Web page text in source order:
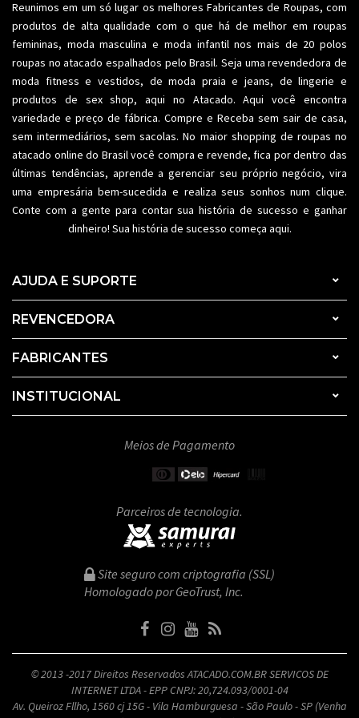
Reunimos em um só lugar os melhoresFabricantes de Roupas, com
produtos de alta qualidade com o que há de melhor em roupas
femininas, moda masculina e moda infantil nos mais de 20 polos
roupas no atacado espalhados pelo Brasil. Seja uma revendedora de
moda fitness e vestidos, de moda praia e jeans, de lingerie e
produtos de sex shop, aqui no Atacado. Aqui você encontra
variedade e preço de fábrica. Compre e Receba sem sair de casa,
sem intermediários, sem sacolas. No maior shopping de roupas no
atacado online do Brasil você compra e revende, fica por dentro das
últimas tendências, aprende a gerenciar seu próprio negócio, vira
uma empresária bem-sucedida e realiza seus sonhos num clique.
Conte com a gente para contar sua história de sucesso e ganhar
dinheiro! Sua história de sucesso começa aqui.
AJUDA E SUPORTE
REVENCEDORA
FABRICANTES
INSTITUCIONAL
Meios de Pagamento
Parceiros de tecnologia.
Site seguro com criptografia (SSL)
Homologado por GeoTrust, Inc.
© 2013 -2017 Direitos Reservados ATACADO.COM.BR SERVICOS DE
INTERNET LTDA - EPP CNPJ: 20,724.093/0001-04
Av. Queiroz Fllho, 1560 cj 15G - Vila Hamburguesa - São Paulo - SP (Venha